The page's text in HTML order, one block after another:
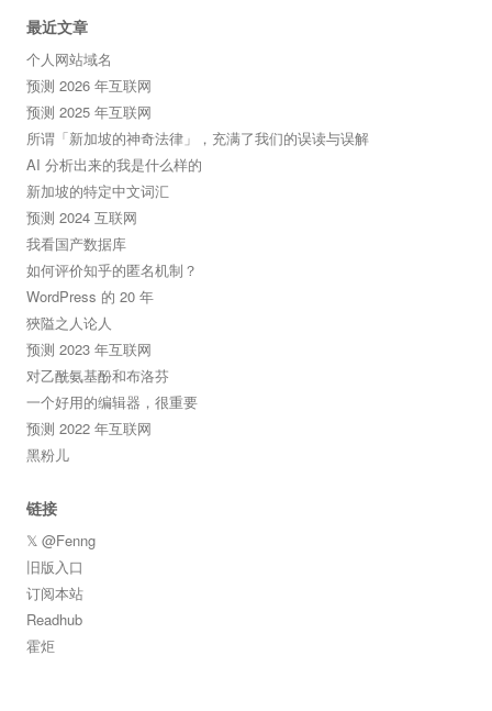
最近文章
个人网站域名
预测 2026 年互联网
预测 2025 年互联网
所谓「新加坡的神奇法律」，充满了我们的误读与误解
AI 分析出来的我是什么样的
新加坡的特定中文词汇
预测 2024 互联网
我看国产数据库
如何评价知乎的匿名机制？
WordPress 的 20 年
狹隘之人论人
预测 2023 年互联网
对乙酰氨基酚和布洛芬
一个好用的编辑器，很重要
预测 2022 年互联网
黑粉儿
链接
𝕏 @Fenng
旧版入口
订阅本站
Readhub
霍炬